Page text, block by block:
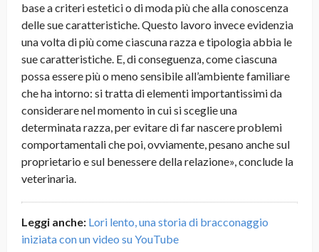
base a criteri estetici o di moda più che alla conoscenza
delle sue caratteristiche. Questo lavoro invece evidenzia
una volta di più come ciascuna razza e tipologia abbia le
sue caratteristiche. E, di conseguenza, come ciascuna
possa essere più o meno sensibile all’ambiente familiare
che ha intorno: si tratta di elementi importantissimi da
considerare nel momento in cui si sceglie una
determinata razza, per evitare di far nascere problemi
comportamentali che poi, ovviamente, pesano anche sul
proprietario e sul benessere della relazione», conclude la
veterinaria.
Leggi anche: Lori lento, una storia di bracconaggio
iniziata con un video su YouTube